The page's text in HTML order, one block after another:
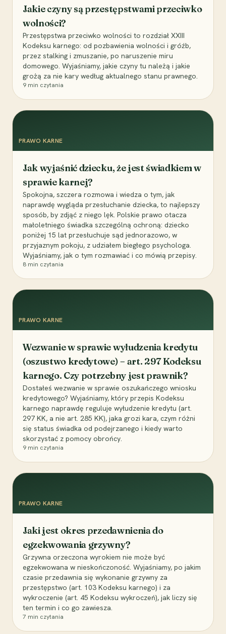
Jakie czyny są przestępstwami przeciwko
wolności?
Przestępstwa przeciwko wolności to rozdział XXIII
Kodeksu karnego: od pozbawienia wolności i gróźb,
przez stalking i zmuszanie, po naruszenie miru
domowego. Wyjaśniamy, jakie czyny tu należą i jakie
grożą za nie kary według aktualnego stanu prawnego.
9 min czytania
PRAWO KARNE
Jak wyjaśnić dziecku, że jest świadkiem w
sprawie karnej?
Spokojna, szczera rozmowa i wiedza o tym, jak
naprawdę wygląda przesłuchanie dziecka, to najlepszy
sposób, by zdjąć z niego lęk. Polskie prawo otacza
małoletniego świadka szczególną ochroną: dziecko
poniżej 15 lat przesłuchuje sąd jednorazowo, w
przyjaznym pokoju, z udziałem biegłego psychologa.
Wyjaśniamy, jak o tym rozmawiać i co mówią przepisy.
8 min czytania
PRAWO KARNE
Wezwanie w sprawie wyłudzenia kredytu
(oszustwo kredytowe) – art. 297 Kodeksu
karnego. Czy potrzebny jest prawnik?
Dostałeś wezwanie w sprawie oszukańczego wniosku
kredytowego? Wyjaśniamy, który przepis Kodeksu
karnego naprawdę reguluje wyłudzenie kredytu (art.
297 KK, a nie art. 285 KK), jaka grozi kara, czym różni
się status świadka od podejrzanego i kiedy warto
skorzystać z pomocy obrońcy.
9 min czytania
PRAWO KARNE
Jaki jest okres przedawnienia do
egzekwowania grzywny?
Grzywna orzeczona wyrokiem nie może być
egzekwowana w nieskończoność. Wyjaśniamy, po jakim
czasie przedawnia się wykonanie grzywny za
przestępstwo (art. 103 Kodeksu karnego) i za
wykroczenie (art. 45 Kodeksu wykroczeń), jak liczy się
ten termin i co go zawiesza.
7 min czytania